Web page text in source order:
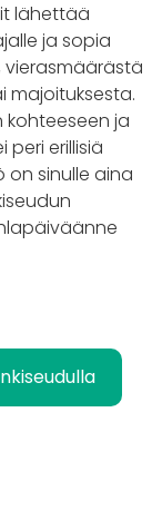
lähettää
ja sopia
vierasmäärästä
majoituksesta.
ja
peri erillisiä
on sinulle aina